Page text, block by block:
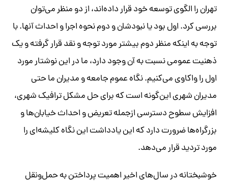
تهران را الگوی توسعه خود قرار داده‌اند، از دو منظر می‌توان
بررسی کرد. اول بود یا نبودشان و دوم نحوه اجرا و احداث آنها. با
توجه به اینکه منظر دوم بیشتر مورد توجه و نقد قرار گرفته و یک
ذهنیت عمومی نسبت به آن وجود دارد، ما در این نوشتار مورد
اول را واکاوی می‌کنیم. نگاه عموم جامعه و مدیران ما حتی
مدیران شهری ‌این‌گونه است که برای حل مشکل ترافیک شهری،
افزایش سطوح دسترسی ازجمله تعریض و احداث خیابان‌ها و
بزرگراه‌ها ضرورت دارد که این یادداشت این نگاه کلیشه‌ای را
مورد تردید قرار می‌دهد.
خوشبختانه در سال‌های اخیر اهمیت پرداختن به حمل‌ونقل